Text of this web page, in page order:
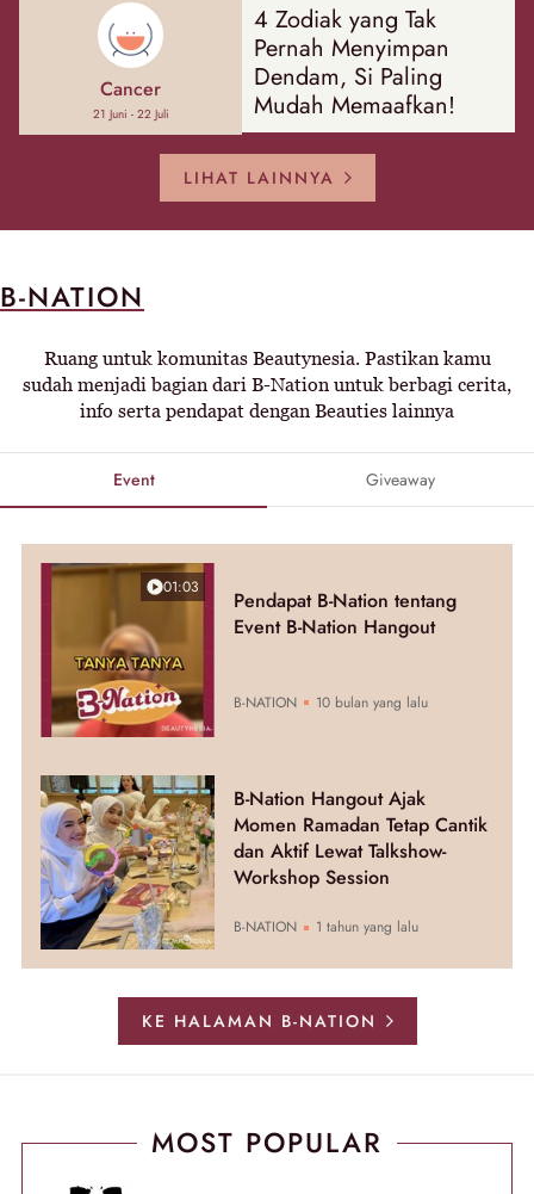
Cancer
21 Juni - 22 Juli
4 Zodiak yang Tak
Pernah Menyimpan
Dendam, Si Paling
Mudah Memaafkan!
LIHAT LAINNYA
B-NATION
Ruang untuk komunitas Beautynesia. Pastikan kamu
sudah menjadi bagian dari B-Nation untuk berbagi cerita,
info serta pendapat dengan Beauties lainnya
Event Giveaway
01:03
Pendapat B-Nation tentang
Event B-Nation Hangout
B-NATION 10 bulan yang lalu
B-Nation Hangout Ajak
Momen Ramadan Tetap Cantik
dan Aktif Lewat Talkshow-
Workshop Session
B-NATION 1 tahun yang lalu
KE HALAMAN B-NATION
MOST POPULAR